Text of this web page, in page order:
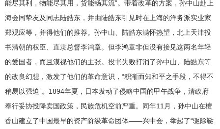
能尽其利，物能尽其用，货能畅其流”。带着改革的方案，孙中山赴上
海会同挚友及同志陆皓东，并由陆皓东引见时在上海的洋务派实业家
郑观应等，并得他们的推荐。孙中山、陆皓东满怀热望，北上天津投
书清朝的权臣、直隶总督李鸿章。但李鸿章非但没有接见这两名年轻
的爱国者，而且漠视他们的主张。投书失败打消了孙中山、陆皓东等
的改良幻想，激发了他们的革命意识，“积渐而知和平之手段，不得不
稍易以强迫”。1894年夏，日本发动了侵略中国的甲午战争，清政府
奉行妥协投降卖国政策，民族危机空前严重。同年11月，孙中山在檀
香山建立了中国最早的资产阶级革命团体――兴中会，举起了“驱除鞑